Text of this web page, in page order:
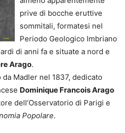
prive di bocche eruttive
sommitali, formatesi nel
Periodo Geologico Imbriano
di anni fa e situate a nord e
Arago.
Madler nel 1837, dedicato
Dominique Francois Arago
dell’Osservatorio di Parigi e
Popolare.